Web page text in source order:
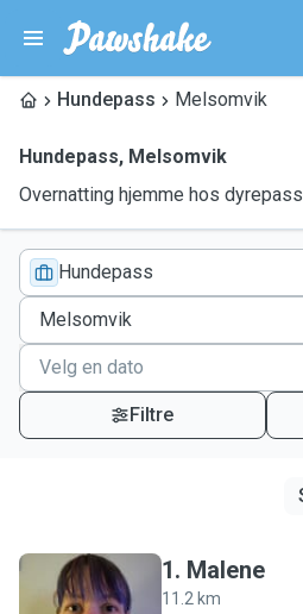
Hundepass Melsomvik
Hundepass, Melsomvik
Overnatting hjemme hos
Hundepass
Filtre
1. Malene
11.2 km